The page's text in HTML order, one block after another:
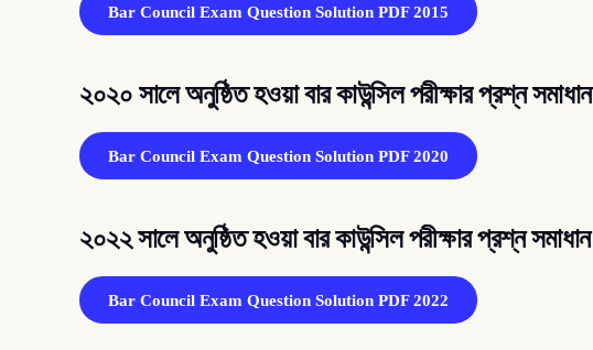
Bar Council Exam Question Solution PDF 2015
২০২০ সালে অনুষ্ঠিত হওয়া বার কাউন্সিল পরীক্ষার প্রশ্ন সমাধান
Bar Council Exam Question Solution PDF 2020
২০২২ সালে অনুষ্ঠিত হওয়া বার কাউন্সিল পরীক্ষার প্রশ্ন সমাধান
Bar Council Exam Question Solution PDF 2022